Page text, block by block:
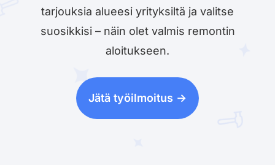
tarjouksia alueesi yrityksiltä ja valitse
suosikkisi – näin olet valmis remontin
aloitukseen.
Jätä työilmoitus ->